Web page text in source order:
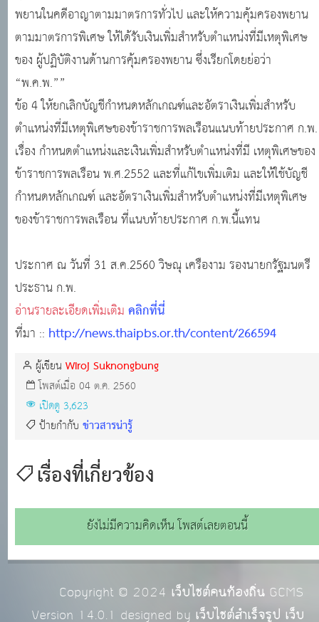
พยานในคดีอาญาตามมาตรการทั่วไป และให้ความคุ้มครองพยาน
ตามมาตรการพิเศษ ให้ได้รับเงินเพิ่มสำหรับตำแหน่งที่มีเหตุพิเศษ
ของ ผู้ปฏิบัติงานด้านการคุ้มครองพยาน ซึ่งเรียกโดยย่อว่า
“พ.ค.พ.””
ข้อ 4 ให้ยกเลิกบัญชีกำหนดหลักเกณฑ์และอัตราเงินเพิ่มสำหรับ
ตำแหน่งที่มีเหตุพิเศษของข้าราชการพลเรือนแนบท้ายประกาศ ก.พ.
เรื่อง กำหนดตำแหน่งและเงินเพิ่มสำหรับตำแหน่งที่มี เหตุพิเศษของ
ข้าราชการพลเรือน พ.ศ.2552 และที่แก้ไขเพิ่มเติม และให้ใช้บัญชี
กำหนดหลักเกณฑ์ และอัตราเงินเพิ่มสำหรับตำแหน่งที่มีเหตุพิเศษ
ของข้าราชการพลเรือน ที่แนบท้ายประกาศ ก.พ.นี้แทน
ประกาศ ณ วันที่ 31 ส.ค.2560 วิษณุ เครืองาม รองนายกรัฐมนตรี
ประธาน ก.พ.
อ่านรายละเอียดเพิ่มเติม คลิกที่นี่
ที่มา :: http://news.thaipbs.or.th/content/266594
ผู้เขียนWiroj Suknongbung
โพสต์เมื่อ 04 ต.ค. 2560
เปิดดู 3,623
ป้ายกำกับข่าวสารน่ารู้
เรื่องที่เกี่ยวข้อง
ยังไม่มีความคิดเห็น โพสต์เลยตอนนี้
Copyright © 2024 เว็บไซต์คนท้องถิ่นGCMS
Version 14.0.1 designed by เว็บไซต์สำเร็จรูป เว็บ